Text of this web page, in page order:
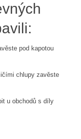
pod kapotou
chlupy zavěste
u obchodů s díly